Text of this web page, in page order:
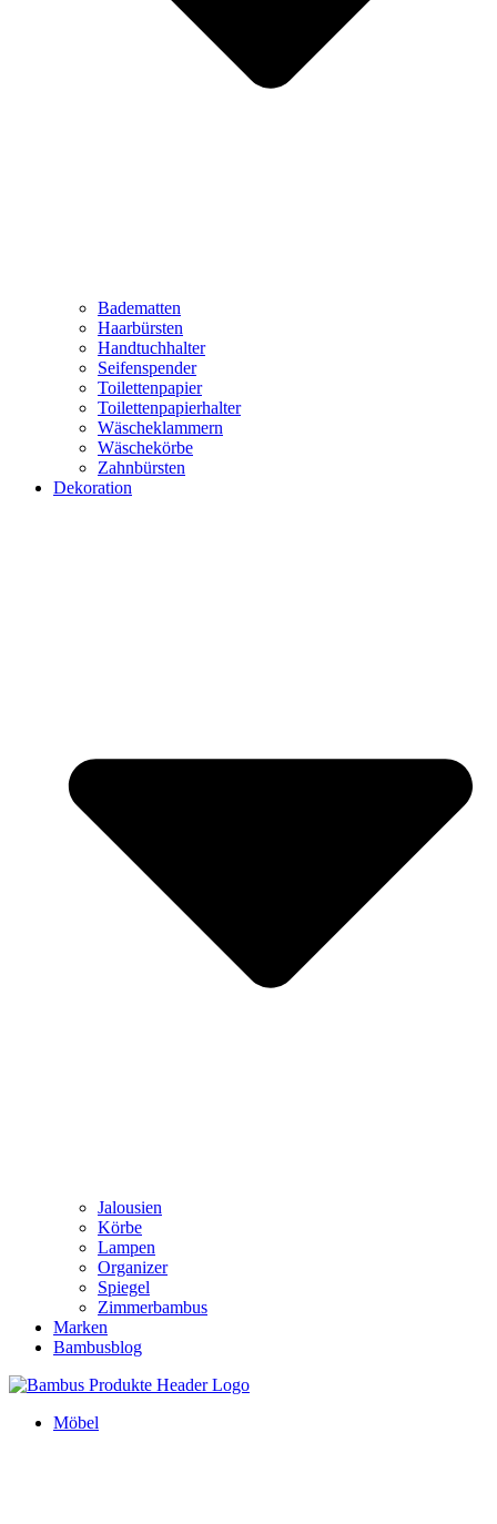
Badematten
Haarbürsten
Handtuchhalter
Seifenspender
Toilettenpapier
Toilettenpapierhalter
Wäscheklammern
Wäschekörbe
Zahnbürsten
Dekoration
Jalousien
Körbe
Lampen
Organizer
Spiegel
Zimmerbambus
Marken
Bambusblog
Möbel